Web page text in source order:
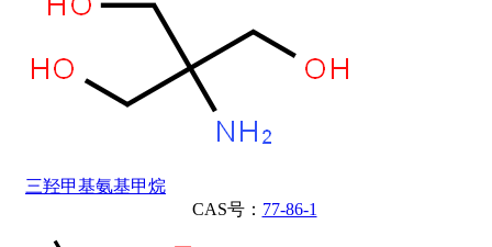
三羟甲基氨基甲烷
CAS号： 77-86-1